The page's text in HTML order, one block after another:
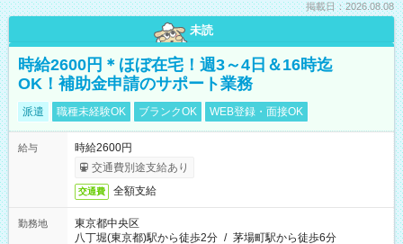
掲載日：2026.08.08
未読
時給2600円＊ほぼ在宅！週3～4日＆16時迄
OK！補助金申請のサポート業務
派遣 職種未経験OK ブランクOK WEB登録・面接OK
給与
時給2600円
交通費別途支給あり
交通費 全額支給
勤務地
東京都中央区
八丁堀(東京都)駅から徒歩2分 / 茅場町駅から徒歩6分